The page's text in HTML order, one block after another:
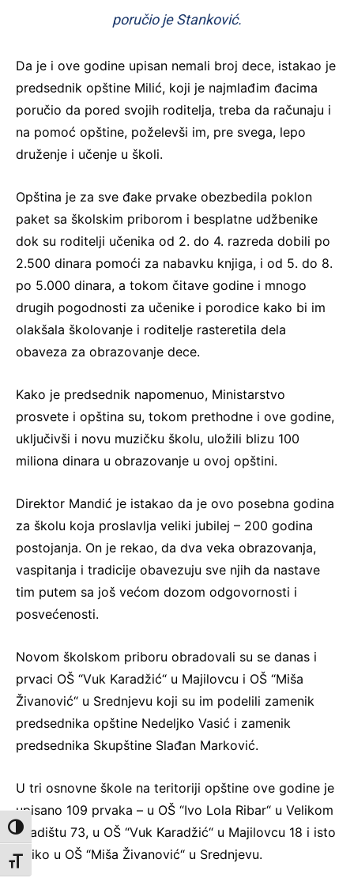
Toggle High Contrast
Toggle Font size
poručio je Stanković.
Da je i ove godine upisan nemali broj dece, istakao je
predsednik opštine Milić, koji je najmlađim đacima
poručio da pored svojih roditelja, treba da računaju i
na pomoć opštine, poželevši im, pre svega, lepo
druženje i učenje u školi.
Opština je za sve đake prvake obezbedila poklon
paket sa školskim priborom i besplatne udžbenike
dok su roditelji učenika od 2. do 4. razreda dobili po
2.500 dinara pomoći za nabavku knjiga, i od 5. do 8.
po 5.000 dinara, a tokom čitave godine i mnogo
drugih pogodnosti za učenike i porodice kako bi im
olakšala školovanje i roditelje rasteretila dela
obaveza za obrazovanje dece.
Kako je predsednik napomenuo, Ministarstvo
prosvete i opština su, tokom prethodne i ove godine,
uključivši i novu muzičku školu, uložili blizu 100
miliona dinara u obrazovanje u ovoj opštini.
Direktor Mandić je istakao da je ovo posebna godina
za školu koja proslavlja veliki jubilej – 200 godina
postojanja. On je rekao, da dva veka obrazovanja,
vaspitanja i tradicije obavezuju sve njih da nastave
tim putem sa još većom dozom odgovornosti i
posvećenosti.
Novom školskom priboru obradovali su se danas i
prvaci OŠ “Vuk Karadžić“ u Majilovcu i OŠ “Miša
Živanović“ u Srednjevu koji su im podelili zamenik
predsednika opštine Nedeljko Vasić i zamenik
predsednika Skupštine Slađan Marković.
U tri osnovne škole na teritoriji opštine ove godine je
upisano 109 prvaka – u OŠ “Ivo Lola Ribar“ u Velikom
Gradištu 73, u OŠ “Vuk Karadžić“ u Majilovcu 18 i isto
toliko u OŠ “Miša Živanović“ u Srednjevu.